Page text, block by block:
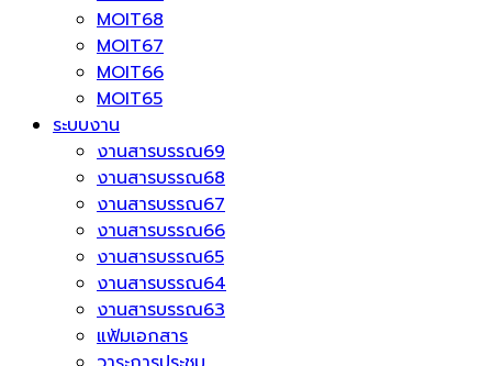
MOIT68
MOIT67
MOIT66
MOIT65
ระบบงาน
งานสารบรรณ69
งานสารบรรณ68
งานสารบรรณ67
งานสารบรรณ66
งานสารบรรณ65
งานสารบรรณ64
งานสารบรรณ63
แฟ้มเอกสาร